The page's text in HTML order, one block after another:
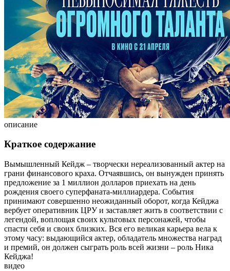
описание
Краткое содержание
Вымышленный Кейдж – творчески нереализованный актер на
грани финансового краха. Отчаявшись, он вынужден принять
предложение за 1 миллион долларов приехать на день
рождения своего суперфаната-миллиардера. События
принимают совершенно неожиданный оборот, когда Кейджа
вербует оперативник ЦРУ и заставляет жить в соответствии с
легендой, воплощая своих культовых персонажей, чтобы
спасти себя и своих близких. Вся его великая карьера вела к
этому часу: выдающийся актер, обладатель множества наград
и премий, он должен сыграть роль всей жизни – роль Ника
Кейджа!
видео